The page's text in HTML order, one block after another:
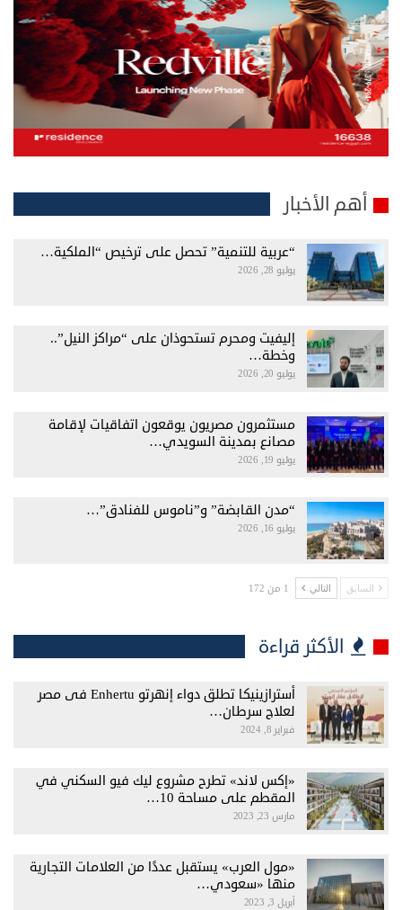
أهم الأخبار
“عربية للتنمية” تحصل على ترخيص “الملكية…
يوليو 28, 2026
إليفيت ومحرم تستحوذان على “مراكز النيل”..
وخطة…
يوليو 20, 2026
مستثمرون مصريون يوقعون اتفاقيات لإقامة
مصانع بمدينة السويدي…
يوليو 19, 2026
“مدن القابضة” و”ناموس للفنادق”…
يوليو 16, 2026
السابق التالي 1 من 172
الأكثر قراءة
أسترازينيكا تطلق دواء إنهرتو Enhertu فى مصر
لعلاج سرطان…
فبراير 8, 2024
«إكس لاند» تطرح مشروع ليك فيو السكني في
المقطم على مساحة 10…
مارس 23, 2023
«مول العرب» يستقبل عددًا من العلامات التجارية
منها «سعودي…
أبريل 3, 2023